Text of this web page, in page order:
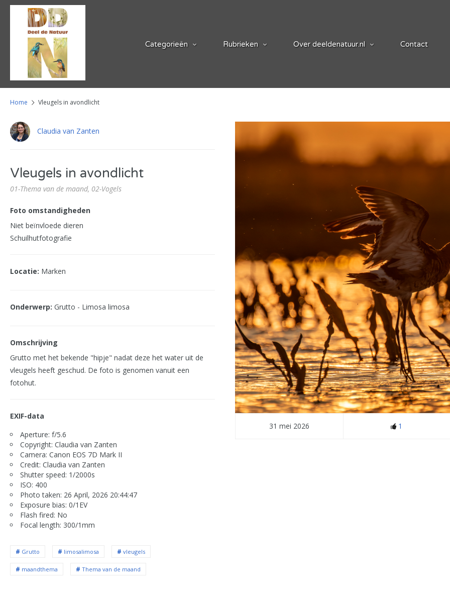
Categorieën Rubrieken Over deeldenatuur.nl Contact
Home Vleugels in avondlicht
Claudia van Zanten
Vleugels in avondlicht
01-Thema van de maand, 02-Vogels
Foto omstandigheden
Niet beïnvloede dieren
Schuilhutfotografie
Locatie: Marken
Onderwerp: Grutto - Limosa limosa
Omschrijving
Grutto met het bekende "hipje" nadat deze het water uit de
vleugels heeft geschud. De foto is genomen vanuit een
fotohut.
EXIF-data
Aperture: f/5.6
Copyright: Claudia van Zanten
Camera: Canon EOS 7D Mark II
Credit: Claudia van Zanten
Shutter speed: 1/2000s
ISO: 400
Photo taken: 26 April, 2026 20:44:47
Exposure bias: 0/1EV
Flash fired: No
Focal length: 300/1mm
Grutto limosalimosa vleugels
maandthema Thema van de maand
31 mei 2026 1